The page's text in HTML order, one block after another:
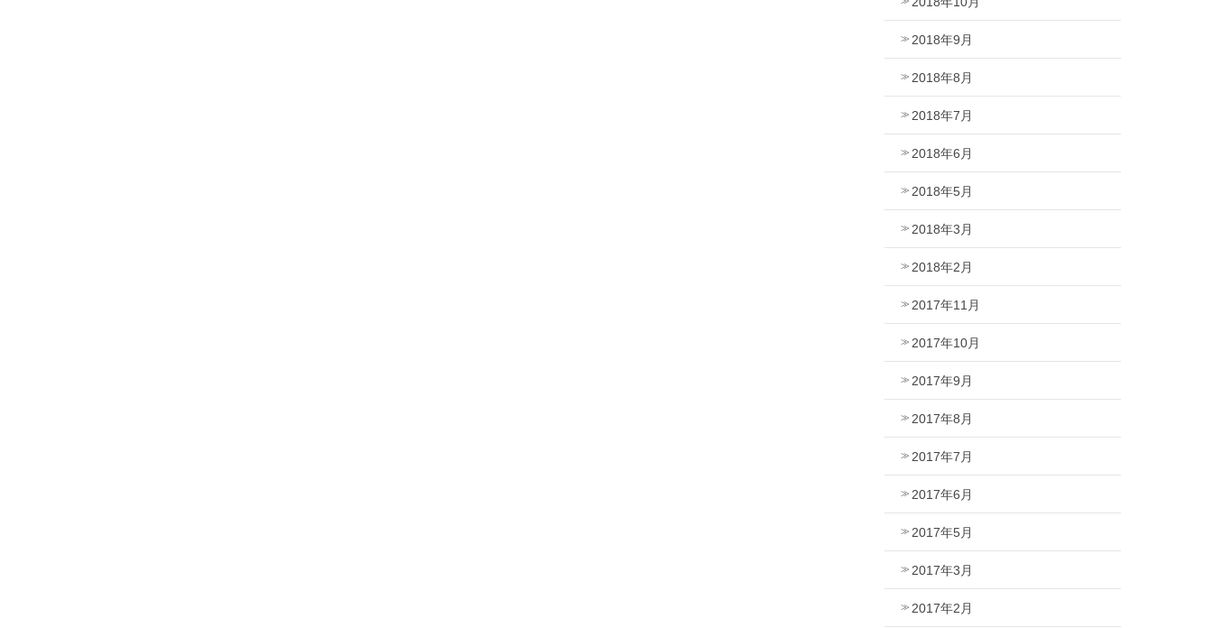
2018年9月
2018年8月
2018年7月
2018年6月
2018年5月
2018年3月
2018年2月
2017年11月
2017年10月
2017年9月
2017年8月
2017年7月
2017年6月
2017年5月
2017年3月
2017年2月